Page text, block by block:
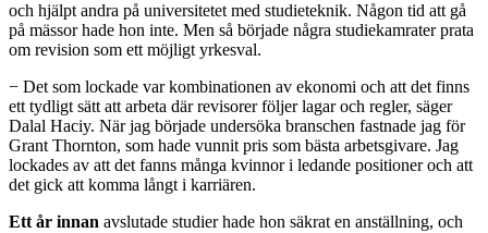
och hjälpt andra på universitetet med studieteknik. Någon tid att gå
på mässor hade hon inte. Men så började några studiekamrater prata
om revision som ett möjligt yrkesval.
− Det som lockade var kombinationen av ekonomi och att det finns
ett tydligt sätt att arbeta där revisorer följer lagar och regler, säger
Dalal Haciy. När jag började undersöka branschen fastnade jag för
Grant Thornton, som hade vunnit pris som bästa arbetsgivare. Jag
lockades av att det fanns många kvinnor i ledande positioner och att
det gick att komma långt i karriären.
Ett år innan avslutade studier hade hon säkrat en anställning, och